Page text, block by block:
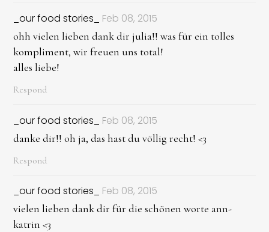
_our food stories_ Feb 08, 2015
ohh vielen lieben dank dir julia!! was für ein tolles
kompliment, wir freuen uns total!
alles liebe!
Respond
_our food stories_ Feb 08, 2015
danke dir!! oh ja, das hast du völlig recht! <3
Respond
_our food stories_ Feb 08, 2015
vielen lieben dank dir für die schönen worte ann-
katrin <3